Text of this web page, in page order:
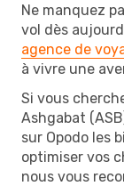
Ne manquez
vol dès
agence de
à vivre une
Si vous
Ashgabat
sur Opodo les
optimiser vos
nous vous